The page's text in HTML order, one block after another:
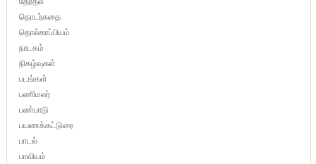
தொடர்கதை
தொல்காப்பியம்
நாடகம்
நிகழ்வுகள்
படங்கள்
பணிமலர்
பண்பாடு
பயணக்கட்டுரை
பாடல்
பாவியம்